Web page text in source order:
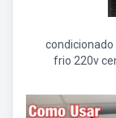
condicionado
frio 220v